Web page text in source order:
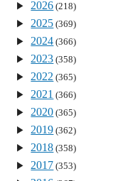
2026 (218)
2025 (369)
2024 (366)
2023 (358)
2022 (365)
2021 (366)
2020 (365)
2019 (362)
2018 (358)
2017 (353)